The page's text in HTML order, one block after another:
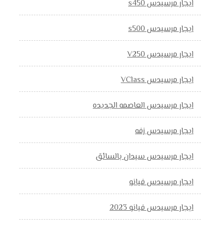
ايجار مرسيدس s450
ايجار مرسيدس s500
ايجار مرسيدس V250
ايجار مرسيدس VClass
ايجار مرسيدس العاصمه الجديده
ايجار مرسيدس زفه
ايجار مرسيدس سيدان بالسائق
ايجار مرسيدس فيانو
ايجار مرسيدس فيانو 2023